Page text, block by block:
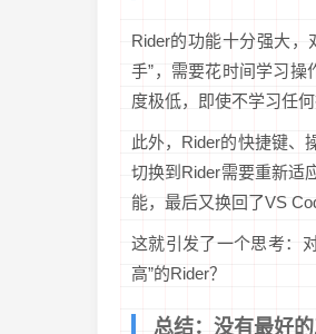
Rider的功能十分强大
手”，需要花时间学习
度极低，即使不学习任
此外，Rider的快捷键、
切换到Rider需要重新适
能，最后又换回了VS
这就引发了一个思考：
高”的Rider？
总结：没有最好